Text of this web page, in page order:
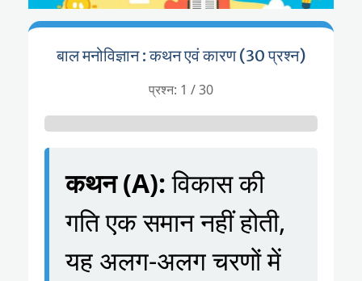
बाल मनोविज्ञान : कथन एवं कारण (30 प्रश्न)
प्रश्न: 1 / 30
कथन (A):विकास की
गति एक समान नहीं होती,
यह अलग-अलग चरणों में